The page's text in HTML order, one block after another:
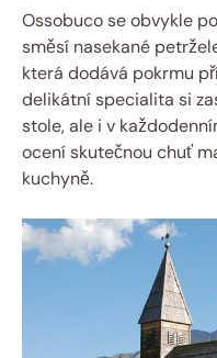
Ossobuco se obvykle
směsí nasekané
která dodává pokrmu
delikátní specialita si
stole, ale i v
ocení skutečnou chuť
kuchyně.